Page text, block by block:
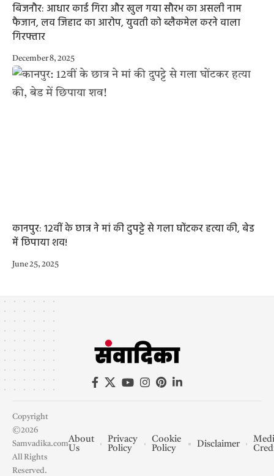
बिजनौर: आधार कार्ड गिरा और खुल गया सौरभ का असली नाम
फैजान, लव जिहाद का आरोप, युवती को ब्लैकमेल करने वाला
गिरफ्तार
December 8, 2025
कानपुर: 12वीं के छात्र ने मां की दुपट्टे से गला घोंटकर हत्या की, बेड
में छिपाया शव!
June 25, 2025
Copyright
©2026
Samvadika.com
All Rights
Reserved.
About
Us
Privacy
Policy
Cookie
Policy
Disclaimer